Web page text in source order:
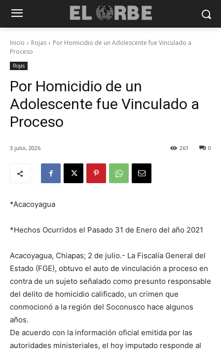
Inicio Rojas
Por Homicidio de un Adolescente fue Vinculado a
Proceso
Rojas
Por Homicidio de un
Adolescente fue Vinculado a
Proceso
3 julio, 2026 0
261
*Acacoyagua
*Hechos Ocurridos el Pasado 31 de Enero del año 2021
Acacoyagua, Chiapas; 2 de julio.- La Fiscalía General del
Estado (FGE), obtuvo el auto de vinculación a proceso en
contra de un sujeto señalado como presunto responsable
del delito de homicidio calificado, un crimen que
conmocionó a la región del Soconusco hace algunos
años.
De acuerdo con la información oficial emitida por las
autoridades ministeriales, el hoy imputado responde al